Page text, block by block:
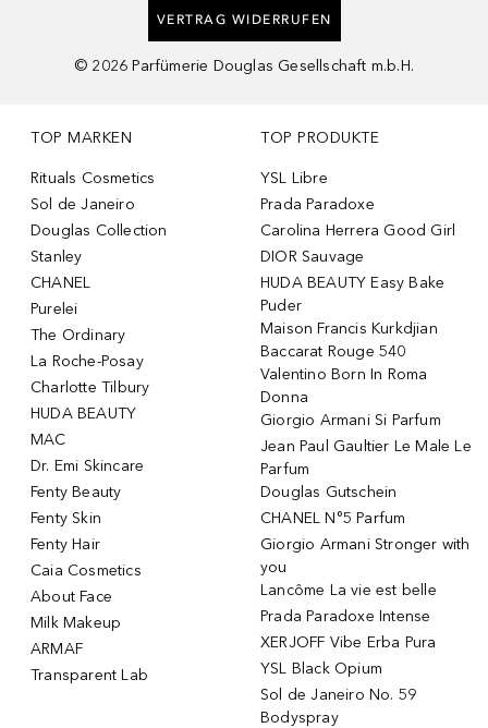
VERTRAG WIDERRUFEN
© 2026 Parfümerie Douglas Gesellschaft m.b.H.
TOP MARKEN
Rituals Cosmetics
Sol de Janeiro
Douglas Collection
Stanley
CHANEL
Purelei
The Ordinary
La Roche-Posay
Charlotte Tilbury
HUDA BEAUTY
MAC
Dr. Emi Skincare
Fenty Beauty
Fenty Skin
Fenty Hair
Caia Cosmetics
About Face
Milk Makeup
ARMAF
Transparent Lab
TOP PRODUKTE
YSL Libre
Prada Paradoxe
Carolina Herrera Good Girl
DIOR Sauvage
HUDA BEAUTY Easy Bake
Puder
Maison Francis Kurkdjian
Baccarat Rouge 540
Valentino Born In Roma
Donna
Giorgio Armani Si Parfum
Jean Paul Gaultier Le Male Le
Parfum
Douglas Gutschein
CHANEL N°5 Parfum
Giorgio Armani Stronger with
you
Lancôme La vie est belle
Prada Paradoxe Intense
XERJOFF Vibe Erba Pura
YSL Black Opium
Sol de Janeiro No. 59
Bodyspray